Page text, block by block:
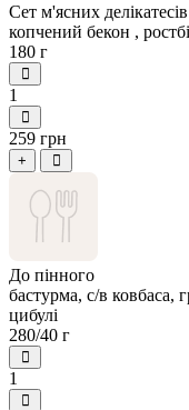
Сет м'ясних делікатесів
копчений бекон ,
180 г
1
259 грн
+
До пінного
бастурма, с/в ковбаса,
цибулі
280/40 г
1